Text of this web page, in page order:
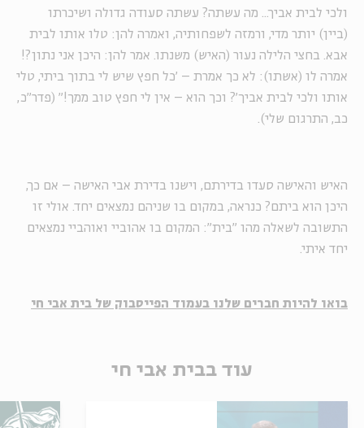
ולכי לבית אביך... מה עשתה? עשתה סעודה גדולה ושיכרתו
(ביין) יותר מדי, ורמזה לשפחותיה, ואמרה להן: טלו אותו לבית
אבא. בחצי הלילה נעור (האיש) משנתו. אמר להן: היכן אני נתון?!
אמרה לו (אשתו): לא כך אמרת – 'כל חפץ שיש לי בתוך ביתי, טלי
אותו ולכי לבית אביך'? וכך הוא – אין לי חפץ טוב ממך!" (פדר"כ,
כב, התרגום שלי).
האיש והאישה סעדו בדירתם, וישנו בדירת אבי האישה – אם כך,
היכן הוא ביתם? כנראה, במקום בו שניהם נמצאים יחד. אולי זו
התשובה לשאלה מהו "בית": המקום בו אהוביי ואוהביי נמצאים
יחד איתי.
בואו להיות חברים שלנו בעמוד הפייסבוק של בית אבי חי
עוד בבית אבי חי